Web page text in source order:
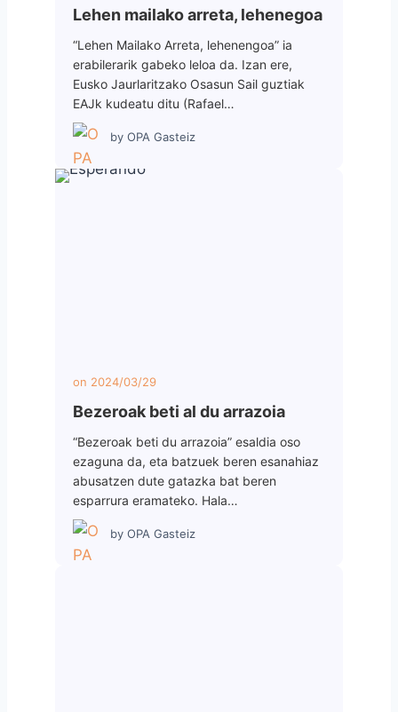
Lehen mailako arreta, lehenegoa
“Lehen Mailako Arreta, lehenengoa” ia
erabilerarik gabeko leloa da. Izan ere,
Eusko Jaurlaritzako Osasun Sail guztiak
EAJk kudeatu ditu (Rafael…
by OPA Gasteiz
on 2024/03/29
Bezeroak beti al du arrazoia
“Bezeroak beti du arrazoia” esaldia oso
ezaguna da, eta batzuek beren esanahiaz
abusatzen dute gatazka bat beren
esparrura eramateko. Hala…
by OPA Gasteiz